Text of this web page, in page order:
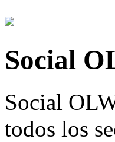
Social
Social
todos los